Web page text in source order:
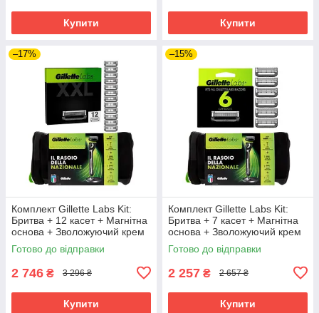
Купити Купити
–17%
Комплект Gillette Labs Kit:
Бритва + 12 касет + Магнітна
основа + Зволожуючий крем
100 мл + Сумка
Готово до відправки
2 746 ₴ 3 296 ₴
Купити
–15%
Комплект Gillette Labs Kit:
Бритва + 7 касет + Магнітна
основа + Зволожуючий крем
100 мл + Сумка
Готово до відправки
2 257 ₴ 2 657 ₴
Купити